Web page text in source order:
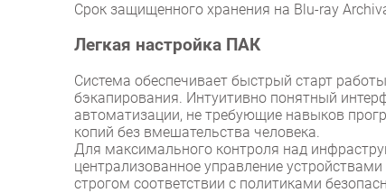
Срок защищенного хранения на Blu-ray
Легкая настройка ПАК
Система обеспечивает быстрый старт
бэкапирования. Интуитивно понятный
автоматизации, не требующие навыков
копий без вмешательства человека.
Для максимального контроля над
централизованное управление
строгом соответствии с политиками